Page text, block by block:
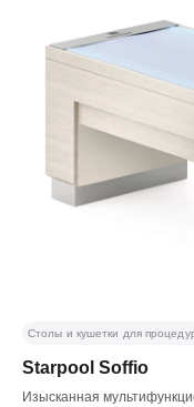
Starpool Soffio
Изысканная
Столы и кушетки для